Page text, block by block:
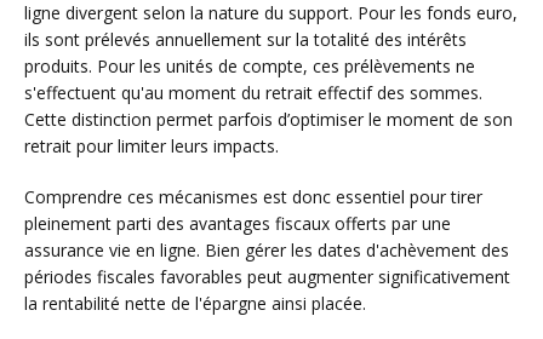
ligne divergent selon la nature du support. Pour les fonds euro,
ils sont prélevés annuellement sur la totalité des intérêts
produits. Pour les unités de compte, ces prélèvements ne
s'effectuent qu'au moment du retrait effectif des sommes.
Cette distinction permet parfois d’optimiser le moment de son
retrait pour limiter leurs impacts.
Comprendre ces mécanismes est donc essentiel pour tirer
pleinement parti des avantages fiscaux offerts par une
assurance vie en ligne. Bien gérer les dates d'achèvement des
périodes fiscales favorables peut augmenter significativement
la rentabilité nette de l'épargne ainsi placée.